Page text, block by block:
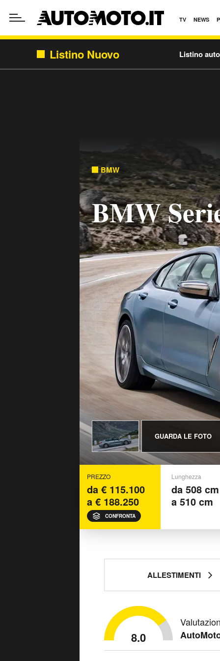
TV NEWS
Listino Nuovo Listino
BMW
BMW
GUARDA LE FOTO
PREZZO
da € 115.100
a € 188.250
CONFRONTA
Lunghezza
da 508 cm
a 510 cm
ALLESTIMENTI
8.0